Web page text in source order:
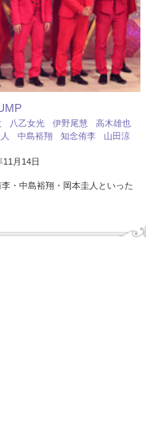
八乙女光 伊野尾慧
高木雄也
中島裕翔 知念侑李
山田涼
月14日
・中島裕翔・岡本圭人といった